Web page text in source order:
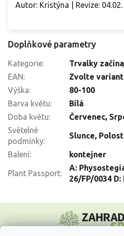
Autor: Kristýna | Revize:
Doplňkové parametry
Kategorie:
Trvalky
EAN:
Zvolte
Výška:
80-100
Barva květu:
Bílá
Doba květu: Červenec,
Světelné
podmínky:
Slunce,
Balení: kontejner
Plant Passport:
A:
26/FP/0034 D:
p